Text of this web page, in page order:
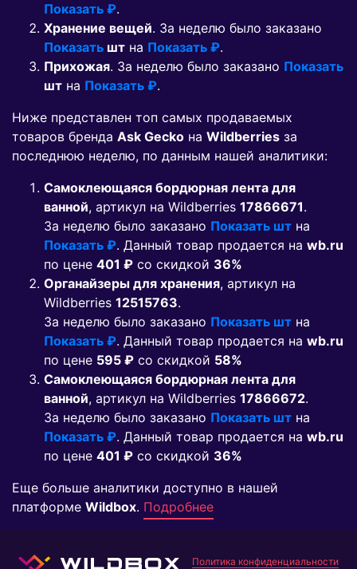
Показать ₽.
Хранение вещей. За неделю было заказано
Показать шт на Показать ₽.
Прихожая. За неделю было заказано Показать
шт на Показать ₽.
Ниже представлен топ самых продаваемых
товаров бренда Ask Gecko на Wildberries за
последнюю неделю, по данным нашей аналитики:
Самоклеющаяся бордюрная лента для
ванной, артикул на Wildberries 17866671.
За неделю было заказано Показать шт на
Показать ₽. Данный товар продается на wb.ru
по цене 401 ₽ co скидкой 36%
Органайзеры для хранения, артикул на
Wildberries 12515763.
За неделю было заказано Показать шт на
Показать ₽. Данный товар продается на wb.ru
по цене 595 ₽ co скидкой 58%
Самоклеющаяся бордюрная лента для
ванной, артикул на Wildberries 17866672.
За неделю было заказано Показать шт на
Показать ₽. Данный товар продается на wb.ru
по цене 401 ₽ co скидкой 36%
Еще больше аналитики доступно в нашей
платформе Wildbox. Подробнее
Политика конфиденциальности